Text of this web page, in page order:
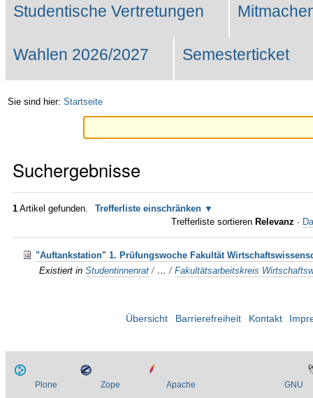
Studentische Vertretungen
Wahlen 2026/2027 Semesterticket
Sie sind hier: Startseite
Suchergebnisse
1 Artikel gefunden.
Trefferliste einschränken
Trefferliste sortieren Relevanz ·
"Auftankstation" 1. Prüfungswoche Fakultät
Existiert in Studentinnenrat / …/Fakultätsarbeitskreis
Übersicht Barrierefreiheit Kontakt
Plone Zope Apache GNU